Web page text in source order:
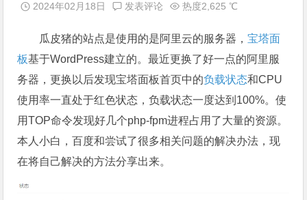
2024年02月18日 发表评论 热度2,625 ℃
瓜皮猪的站点是使用的是阿里云的服务器，宝塔面
板基于WordPress建立的。最近更换了好一点的阿里服
务器，更换以后发现宝塔面板首页中的负载状态和CPU
使用率一直处于红色状态，负载状态一度达到100%。使
用TOP命令发现好几个php-fpm进程占用了大量的资源。
本人小白，百度和尝试了很多相关问题的解决办法，现
在将自己解决的方法分享出来。